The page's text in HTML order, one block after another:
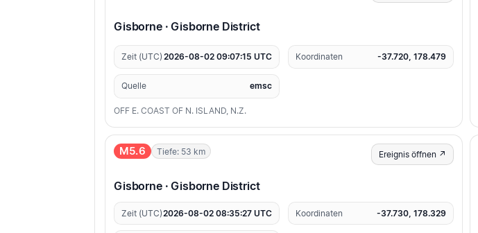
Gisborne · Gisborne District
Zeit (UTC) 2026-08-02 09:07:15 UTC Koordinaten -37.720, 178.479
Quelle emsc
OFF E. COAST OF N. ISLAND, N.Z.
M5.6 Tiefe: 53 km Ereignis öffnen ↗
Gisborne · Gisborne District
Zeit (UTC)2026-08-02 08:35:27 UTC Koordinaten -37.730, 178.329